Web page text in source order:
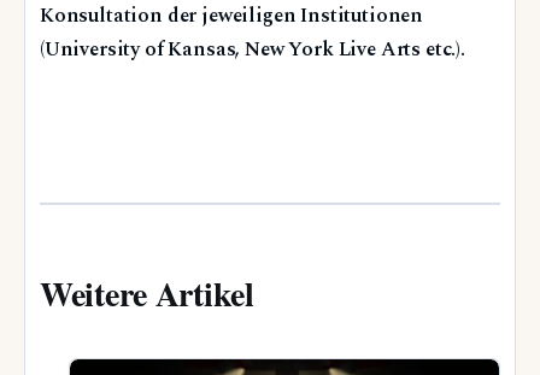
Konsultation der jeweiligen Institutionen
(University of Kansas, New York Live Arts etc.).
Weitere Artikel